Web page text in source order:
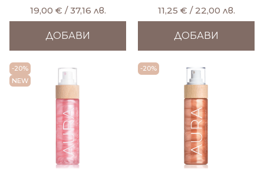
19,00 € / 37,16 лв.
ДОБАВИ
11,25 € / 22,00 лв.
ДОБАВИ
-20%
NEW
-20%